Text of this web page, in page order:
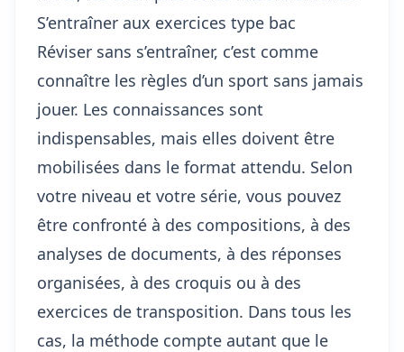
S’entraîner aux exercices type bac
Réviser sans s’entraîner, c’est comme
connaître les règles d’un sport sans jamais
jouer. Les connaissances sont
indispensables, mais elles doivent être
mobilisées dans le format attendu. Selon
votre niveau et votre série, vous pouvez
être confronté à des compositions, à des
analyses de documents, à des réponses
organisées, à des croquis ou à des
exercices de transposition. Dans tous les
cas, la méthode compte autant que le